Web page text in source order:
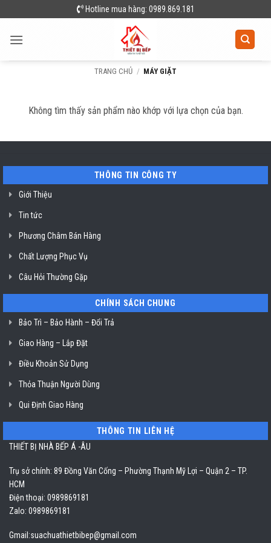
to
content
Hotline mua hàng: 0989.869.181
TRANG CHỦ / MÁY GIẶT
Không tìm thấy sản phẩm nào khớp với lựa chọn của bạn.
THÔNG TIN CÔNG TY
Giới Thiệu
Tin tức
Phương Châm Bán Hàng
Chất Lượng Phục Vụ
Câu Hỏi Thường Gặp
CHÍNH SÁCH CHUNG
Bảo Trì – Bảo Hành – Đổi Trả
Giao Hàng – Lắp Đặt
Điều Khoản Sử Dụng
Thỏa Thuận Người Dùng
Qui Định Giao Hàng
THÔNG TIN LIÊN HỆ
THIẾT BỊ NHÀ BẾP Á -ÂU
Trụ sở chính: 89 Đồng Văn Cống – Phường Thạnh Mỹ Lợi – Quận 2 – TP.
HCM
Điện thoại: 0989869181
Zalo: 0989869181
Gmail:suachuathietbibep@gmail.com